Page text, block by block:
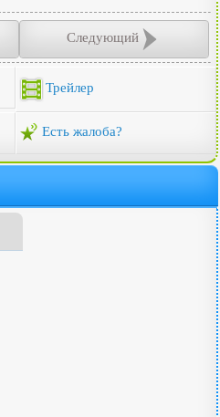
Следующий
Трейлер
Есть жалоба?